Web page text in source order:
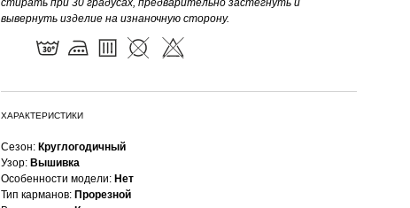
стирать при 30 градусах, предварительно застегнуть и
вывернуть изделие на изнаночную сторону.
ХАРАКТЕРИСТИКИ
Сезон: Круглогодичный
Узор: Вышивка
Особенности модели: Нет
Тип карманов: Прорезной